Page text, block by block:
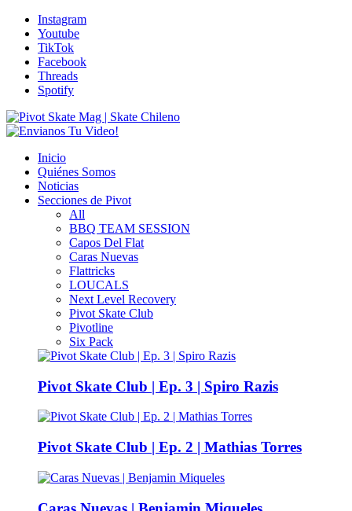
Instagram
Youtube
TikTok
Facebook
Threads
Spotify
Inicio
Quiénes Somos
Noticias
Secciones de Pivot
All
BBQ TEAM SESSION
Capos Del Flat
Caras Nuevas
Flattricks
LOUCALS
Next Level Recovery
Pivot Skate Club
Pivotline
Six Pack
Pivot Skate Club | Ep. 3 | Spiro Razis
Pivot Skate Club | Ep. 2 | Mathias Torres